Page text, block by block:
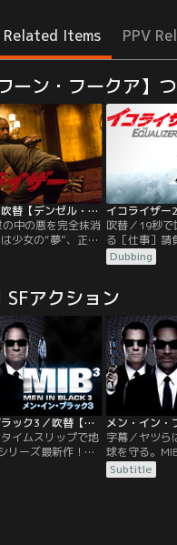
Items PPV
イコライザー／吹替【デンゼル・ワシントン＋クロエ・グレース・モレッツ】
中の悪を完全抹消
少女の“夢”、正す
。デンゼル・ワシ
ボイルドアクショ
元CIAのトップエ
る夜、娼婦のテリー
ロシアン・マフィ
受けていることを
ールはもう一つの
する…。
イコライザー
吹替／19秒
る［仕事］請
ライザー。昼
持つ元CIA エ
イバーとして
み、夜は冷
いく。彼の“
ザー”として
ただひとり、
ンを除いて
Dubbing
アクション
メン・イン・ブラック3／吹替【ウィル・スミス×トミー・リー・ジョーンズ】
イムスリップで地
リーズ最新作！エ
のコンビは日
ちを監視、取締り
字幕／ヤツら
球を守る。
ージェント
夜、エイリア
Subtitle